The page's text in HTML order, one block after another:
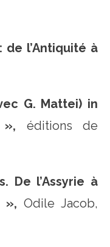
l’Antiquité à
G. Mattei) in
», éditions de
De l’Assyrie à
», Odile Jacob,